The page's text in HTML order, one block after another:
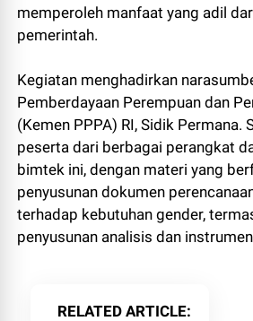
memperoleh manfaat yang adil
pemerintah.
Kegiatan menghadirkan
Pemberdayaan Perempuan dan
(Kemen PPPA) RI, Sidik Permana.
peserta dari berbagai perangkat
bimtek ini, dengan materi yang
penyusunan dokumen
terhadap kebutuhan gender,
penyusunan analisis dan
RELATED ARTICLE